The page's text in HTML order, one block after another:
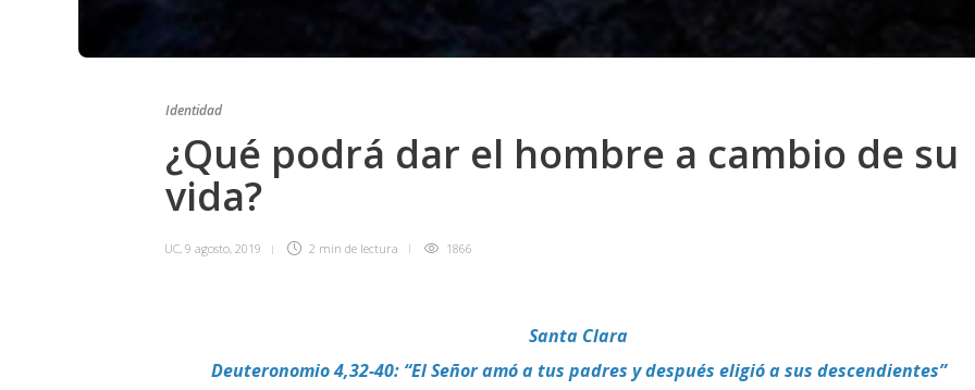
Identidad
¿Qué podrá dar el hombre a cambio de su
vida?
UC, 9 agosto, 2019 2 min de lectura 1866
Santa Clara
Deuteronomio 4,32-40: “El Señor amó a tus padres y después eligió a sus descendientes”